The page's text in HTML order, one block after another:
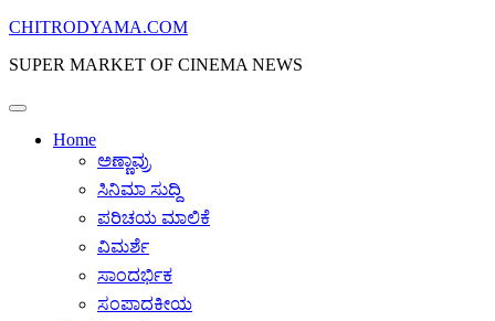
Skip
content
CHITRODYAMA.COM
SUPER MARKET OF CINEMA NEWS
Home
ಅಣ್ಣಾವ್ರು
ಸಿನಿಮಾ ಸುದ್ದಿ
ಪರಿಚಯ ಮಾಲಿಕೆ
ವಿಮರ್ಶೆ
ಸಾಂದರ್ಭಿಕ
ಸಂಪಾದಕೀಯ